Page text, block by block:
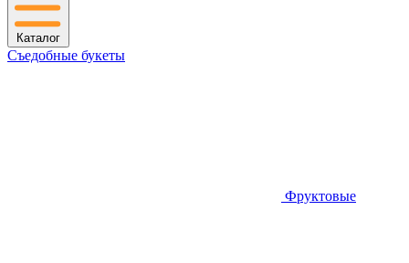
Каталог
Съедобные букеты
Фруктовые